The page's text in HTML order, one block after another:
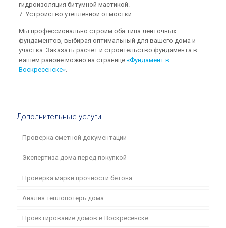
гидроизоляция битумной мастикой.
7. Устройство утепленной отмостки.
Мы профессионально строим оба типа ленточных
фундаментов, выбирая оптимальный для вашего дома и
участка. Заказать расчет и строительство фундамента в
вашем районе можно на странице «Фундамент в
Воскресенске».
Дополнительные услуги
Проверка сметной документации
Экспертиза дома перед покупкой
Проверка марки прочности бетона
Анализ теплопотерь дома
Проектирование домов в Воскресенске